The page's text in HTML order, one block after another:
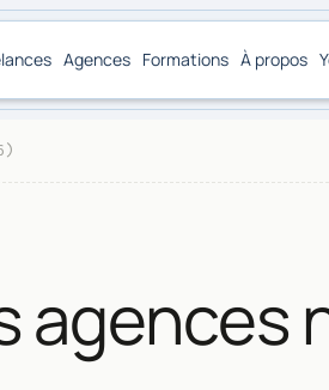
Agences Formations À propos
agences